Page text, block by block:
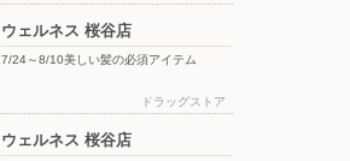
ウェルネス 桜谷店
7/24～8/10美しい髪の必須アイテム
ドラッグストア
ウェルネス 桜谷店